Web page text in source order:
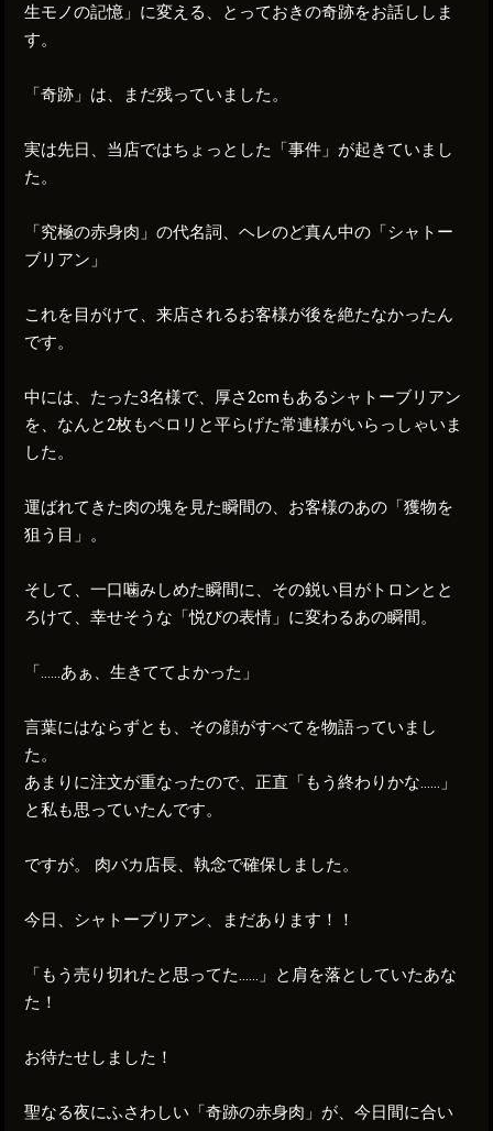
生モノの記憶」に変える、とっておきの奇跡をお話ししま
す。
「奇跡」は、まだ残っていました。
実は先日、当店ではちょっとした「事件」が起きていまし
た。
「究極の赤身肉」の代名詞、ヘレのど真ん中の「シャトー
ブリアン」
これを目がけて、来店されるお客様が後を絶たなかったん
です。
中には、たった3名様で、厚さ2cmもあるシャトーブリアン
を、なんと2枚もペロリと平らげた常連様がいらっしゃいま
した。
運ばれてきた肉の塊を見た瞬間の、お客様のあの「獲物を
狙う目」。
そして、一口噛みしめた瞬間に、その鋭い目がトロンとと
ろけて、幸せそうな「悦びの表情」に変わるあの瞬間。
「……あぁ、生きててよかった」
言葉にはならずとも、その顔がすべてを物語っていまし
た。
あまりに注文が重なったので、正直「もう終わりかな……」
と私も思っていたんです。
ですが。 肉バカ店長、執念で確保しました。
今日、シャトーブリアン、まだあります！！
「もう売り切れたと思ってた……」と肩を落としていたあな
た！
お待たせしました！
聖なる夜にふさわしい「奇跡の赤身肉」が、今日間に合い